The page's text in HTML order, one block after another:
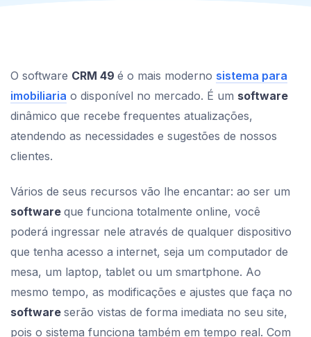
Teste grátis
O software CRM 49 é o mais moderno sistema para
imobiliaria o disponível no mercado. É um software
dinâmico que recebe frequentes atualizações,
atendendo as necessidades e sugestões de nossos
clientes.
Vários de seus recursos vão lhe encantar: ao ser um
software que funciona totalmente online, você
poderá ingressar nele através de qualquer dispositivo
que tenha acesso a internet, seja um computador de
mesa, um laptop, tablet ou um smartphone. Ao
mesmo tempo, as modificações e ajustes que faça no
software serão vistas de forma imediata no seu site,
pois o sistema funciona também em tempo real. Com